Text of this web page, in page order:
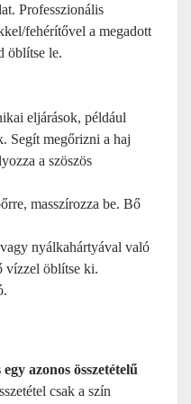
Professzionális
fehérítővel a megadott
öblítse le.
eljárások, például
Segít megőrizni a haj
a szöszös
masszírozza be. Bő
nyálkahártyával való
vízzel öblítse ki.
azonos összetételű
csak a szín